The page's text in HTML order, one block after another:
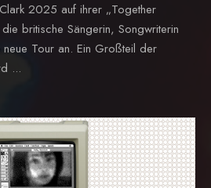
2025 auf ihrer „Together
britische Sängerin, Songwriterin
Tour an. Ein Großteil der
...